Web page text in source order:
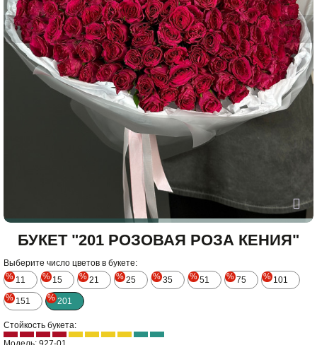
БУКЕТ "201 РОЗОВАЯ РОЗА КЕНИЯ"
Выберите число цветов в букете:
% 11 % 15 % 21 % 25 % 35 % 51 % 75 % 101
% 151 % 201
Стойкость букета: